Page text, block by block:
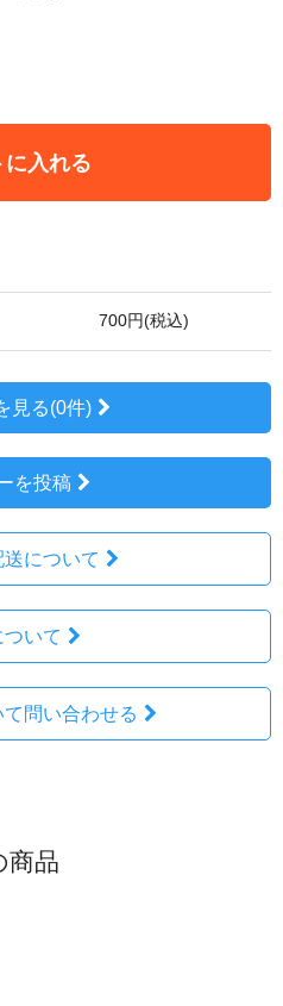
に入れる
700円(税込)
見る(0件)
を投稿
について
いて
問い合わせる
商品